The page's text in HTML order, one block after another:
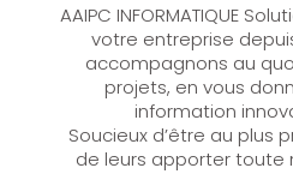
AAIPC INFORMATIQUE
votre entreprise
accompagnons au
projets, en vous
information
Soucieux d’être au plus
de leurs apporter